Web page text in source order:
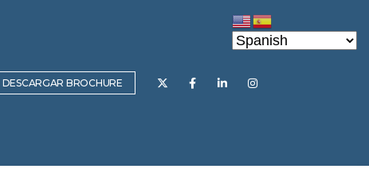
DESCARGAR BROCHURE